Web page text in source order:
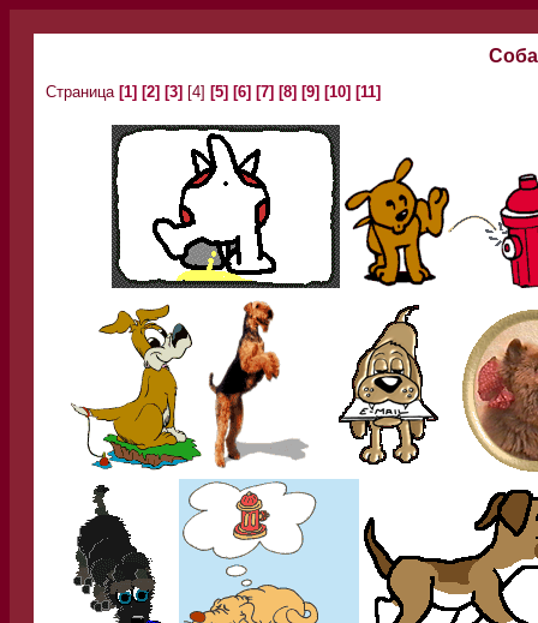
Страница [1] [2] [3] [4] [5] [6] [7] [8] [9] [10] [11]